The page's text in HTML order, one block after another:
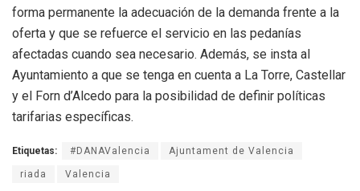
forma permanente la adecuación de la demanda frente a la
oferta y que se refuerce el servicio en las pedanías
afectadas cuando sea necesario. Además, se insta al
Ayuntamiento a que se tenga en cuenta a La Torre, Castellar
y el Forn d’Alcedo para la posibilidad de definir políticas
tarifarias específicas.
Etiquetas: #DANAValencia Ajuntament de Valencia
riada Valencia